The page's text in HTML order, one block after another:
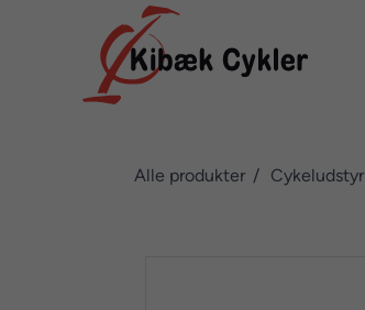
Alle produkter Cykeludstyr